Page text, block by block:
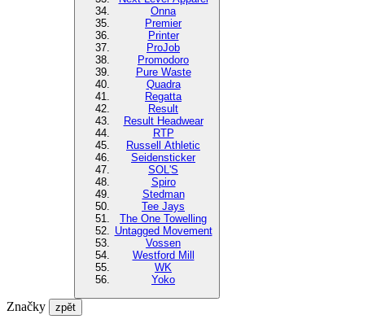
Onna
Premier
Printer
ProJob
Promodoro
Pure Waste
Quadra
Regatta
Result
Result Headwear
RTP
Russell Athletic
Seidensticker
SOL'S
Spiro
Stedman
Tee Jays
The One Towelling
Untagged Movement
Vossen
Westford Mill
WK
Yoko
Značky zpět